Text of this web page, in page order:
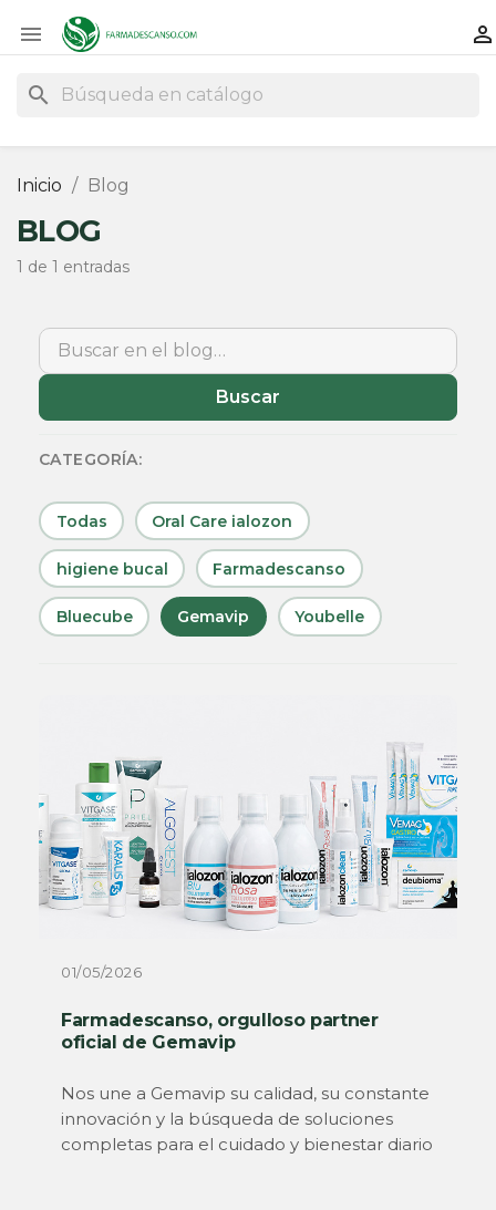
 
search
Inicio Blog
BLOG
1 de 1 entradas
Buscar
Buscar
CATEGORÍA:
Todas Oral Care ialozon
higiene bucal Farmadescanso
Bluecube Gemavip Youbelle
01/05/2026
Farmadescanso, orgulloso partner
oficial de Gemavip
Nos une a Gemavip su calidad, su constante
innovación y la búsqueda de soluciones
completas para el cuidado y bienestar diario